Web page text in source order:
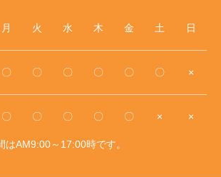
月 火 水 木 金 土 日
〇 〇 〇 〇 〇 〇 ×
〇 〇 〇 〇 〇 × ×
AM9:00～17:00時です。